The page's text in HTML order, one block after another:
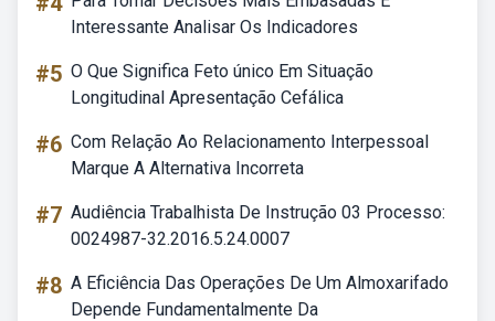
Interessante Analisar Os Indicadores
#5 O Que Significa Feto único Em Situação
Longitudinal Apresentação Cefálica
#6 Com Relação Ao Relacionamento Interpessoal
Marque A Alternativa Incorreta
#7 Audiência Trabalhista De Instrução 03 Processo:
0024987-32.2016.5.24.0007
#8 A Eficiência Das Operações De Um Almoxarifado
Depende Fundamentalmente Da